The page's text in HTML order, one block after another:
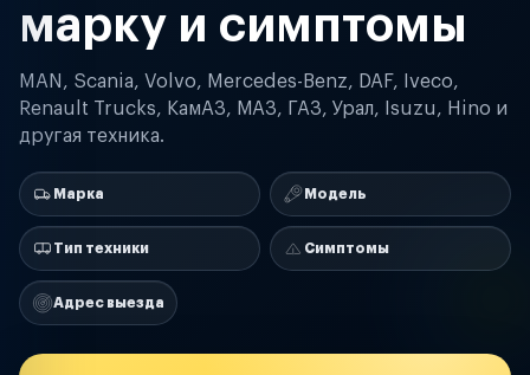
марку и симптомы
MAN, Scania, Volvo, Mercedes-Benz, DAF, Iveco,
Renault Trucks, КамАЗ, МАЗ, ГАЗ, Урал, Isuzu, Hino и
другая техника.
Марка Модель
Тип техники Симптомы
Адрес выезда